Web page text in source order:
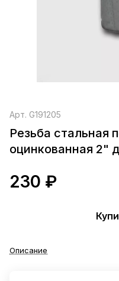
Арт. G191205
Резьба стальная
оцинкованная 2"
230 ₽
Описание